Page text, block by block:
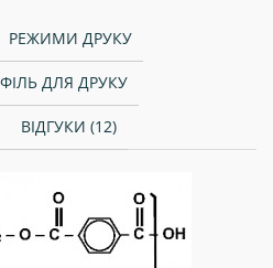
РЕЖИМИ ДРУКУ
ДЛЯ ДРУКУ
ВІДГУКИ (12)